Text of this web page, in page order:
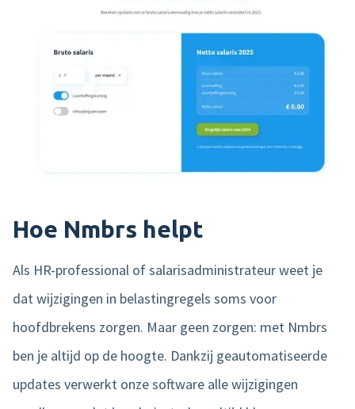
Hoe Nmbrs helpt
Als HR-professional of salarisadministrateur weet je
dat wijzigingen in belastingregels soms voor
hoofdbrekens zorgen. Maar geen zorgen: met Nmbrs
ben je altijd op de hoogte. Dankzij geautomatiseerde
updates verwerkt onze software alle wijzigingen